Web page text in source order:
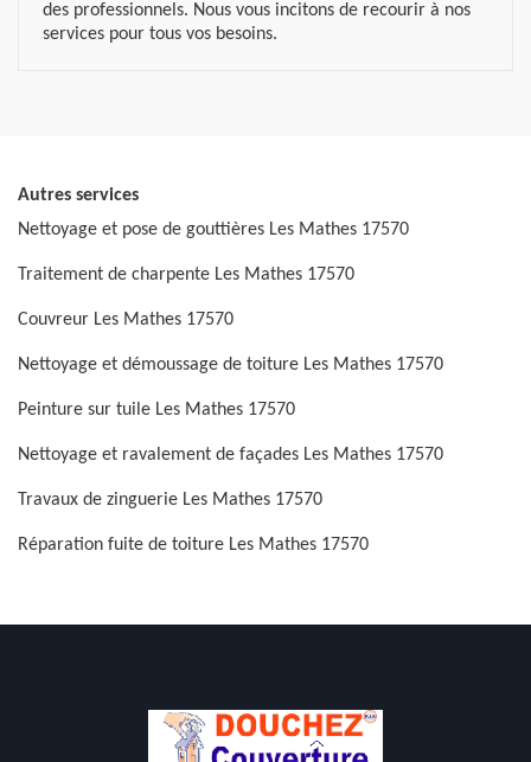
des professionnels. Nous vous incitons de recourir à nos
services pour tous vos besoins.
Autres services
Nettoyage et pose de gouttières Les Mathes 17570
Traitement de charpente Les Mathes 17570
Couvreur Les Mathes 17570
Nettoyage et démoussage de toiture Les Mathes 17570
Peinture sur tuile Les Mathes 17570
Nettoyage et ravalement de façades Les Mathes 17570
Travaux de zinguerie Les Mathes 17570
Réparation fuite de toiture Les Mathes 17570